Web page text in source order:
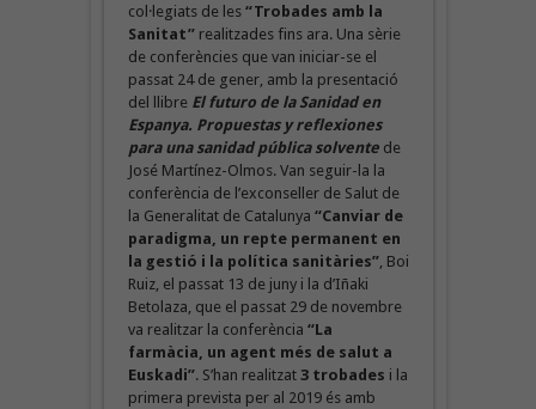
col·legiats de les “Trobades amb la
Sanitat”realitzades fins ara. Una sèrie
de conferències que van iniciar-se el
passat 24 de gener, amb la presentació
del llibre El futuro de la Sanidad en
Espanya. Propuestas y reflexiones
para una sanidad pública solventede
José Martínez-Olmos. Van seguir-la la
conferència de l’exconseller de Salut de
la Generalitat de Catalunya “Canviar de
paradigma, un repte permanent en
la gestió i la política sanitàries”, Boi
Ruiz, el passat 13 de juny i la d’Iñaki
Betolaza, que el passat 29 de novembre
va realitzar la conferència “La
farmàcia, un agent més de salut a
Euskadi”. S’han realitzat 3 trobades i la
primera prevista per al 2019 és amb